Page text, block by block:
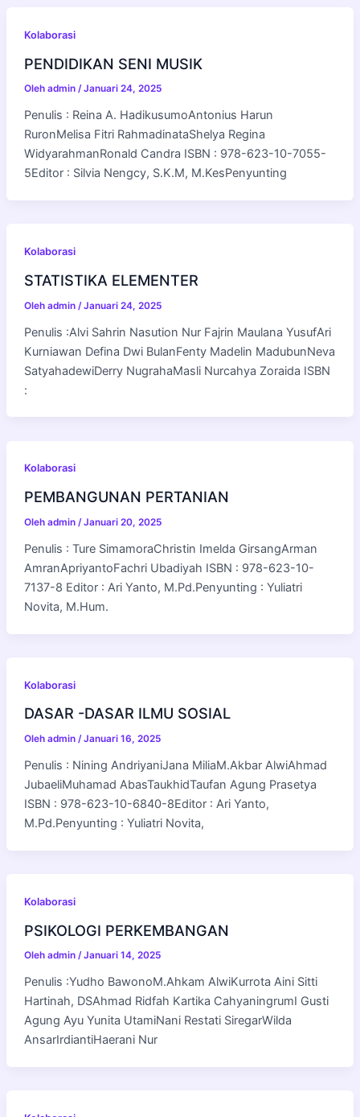
Kolaborasi
PENDIDIKAN SENI MUSIK
Oleh admin /Januari 24, 2025
Penulis : Reina A. HadikusumoAntonius Harun
RuronMelisa Fitri RahmadinataShelya Regina
WidyarahmanRonald Candra ISBN : 978-623-10-7055-
5Editor : Silvia Nengcy, S.K.M, M.KesPenyunting
Kolaborasi
STATISTIKA ELEMENTER
Oleh admin /Januari 24, 2025
Penulis :Alvi Sahrin Nasution Nur Fajrin Maulana YusufAri
Kurniawan Defina Dwi BulanFenty Madelin MadubunNeva
SatyahadewiDerry NugrahaMasli Nurcahya Zoraida ISBN
:
Kolaborasi
PEMBANGUNAN PERTANIAN
Oleh admin /Januari 20, 2025
Penulis : Ture SimamoraChristin Imelda GirsangArman
AmranApriyantoFachri Ubadiyah ISBN : 978-623-10-
7137-8 Editor : Ari Yanto, M.Pd.Penyunting : Yuliatri
Novita, M.Hum.
Kolaborasi
DASAR -DASAR ILMU SOSIAL
Oleh admin /Januari 16, 2025
Penulis : Nining AndriyaniJana MiliaM.Akbar AlwiAhmad
JubaeliMuhamad AbasTaukhidTaufan Agung Prasetya
ISBN : 978-623-10-6840-8Editor : Ari Yanto,
M.Pd.Penyunting : Yuliatri Novita,
Kolaborasi
PSIKOLOGI PERKEMBANGAN
Oleh admin /Januari 14, 2025
Penulis :Yudho BawonoM.Ahkam AlwiKurrota Aini Sitti
Hartinah, DSAhmad Ridfah Kartika CahyaningrumI Gusti
Agung Ayu Yunita UtamiNani Restati SiregarWilda
AnsarIrdiantiHaerani Nur